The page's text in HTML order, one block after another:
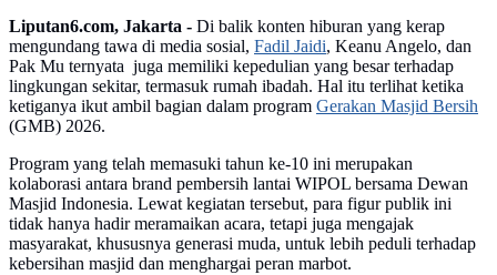
Liputan6.com, Jakarta - Di balik konten hiburan yang kerap
mengundang tawa di media sosial, Fadil Jaidi, Keanu Angelo, dan
Pak Mu ternyata juga memiliki kepedulian yang besar terhadap
lingkungan sekitar, termasuk rumah ibadah. Hal itu terlihat ketika
ketiganya ikut ambil bagian dalam program Gerakan Masjid Bersih
(GMB) 2026.
Program yang telah memasuki tahun ke-10 ini merupakan
kolaborasi antara brand pembersih lantai WIPOL bersama Dewan
Masjid Indonesia. Lewat kegiatan tersebut, para figur publik ini
tidak hanya hadir meramaikan acara, tetapi juga mengajak
masyarakat, khususnya generasi muda, untuk lebih peduli terhadap
kebersihan masjid dan menghargai peran marbot.